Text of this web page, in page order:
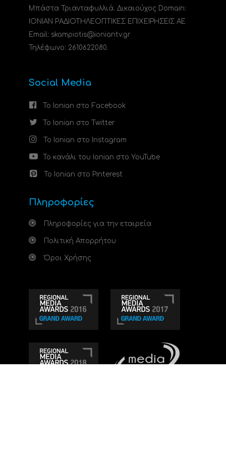
Μπάστα Τριανταφυλλιά. Δικαιούχος Domain:
ΙΟΝΙΑΝ ΡΑΔΙΟΤΗΛΕΟΠΤΙΚΕΣ ΕΠΙΧΕΙΡΗΣΕΙΣ ΑΕ
Email: skampiotis@ioniantv.gr
Τηλέφωνο: 2610622080.
Social Media
Το Ionian στο Facebook
Το Ionian στο Twitter
Το Ionian στο Instagram
Το κανάλι του Ionian στο YouTube
Το Ionian στο Pinterest
Πληροφορίες
Πληροφορίες για την εταιρεία
Πολιτική Απορρήτου
Όροι Χρήσης